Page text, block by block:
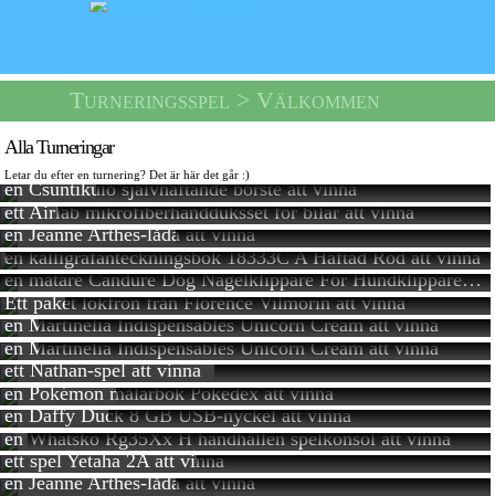
Turneringsspel > Välkommen
Alla Turneringar
Letar du efter en turnering? Det är här det går :)
en Csuntikulo självhäftande borsteatt vinna
ett Airlab mikrofiberhandduksset för bilaratt vinna
en Jeanne Arthes-lådaatt vinna
en kalligrafanteckningsbok 18333C A Häftad Rödatt vinna
en matare Candure Dog Nagelklippare För Hundklippare Och Nagelklippare
Ett paket lökfrön från Florence Vilmorinatt vinna
en Martinelia Indispensables Unicorn Creamatt vinna
en Martinelia Indispensables Unicorn Creamatt vinna
ett Nathan-spelatt vinna
en Pokémon målarbok Pokédexatt vinna
en Daffy Duck 8 GB USB-nyckelatt vinna
en Whatsko Rg35Xx H handhållen spelkonsolatt vinna
ett spel Yetaha 2Aatt vinna
en Jeanne Arthes-lådaatt vinna